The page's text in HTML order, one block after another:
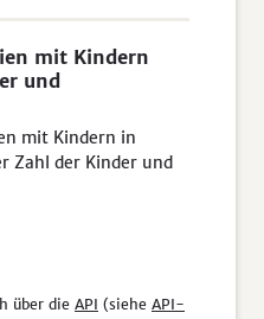
mit Kindern
und
mit Kindern in
Zahl der Kinder und
über die API (siehe API-